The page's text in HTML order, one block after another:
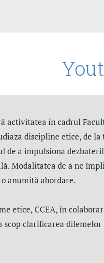
activitatea în cadrul
discipline etice, de
de a impulsiona
Modalitatea de a ne
anumită abordare.
etice, CCEA, în
clarificarea